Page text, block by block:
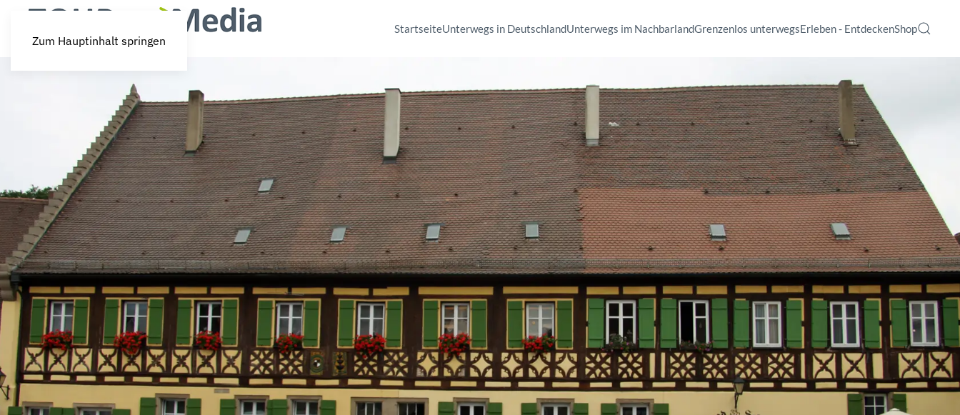
Zum Hauptinhalt springen
StartseiteUnterwegs in DeutschlandUnterwegs im NachbarlandGrenzenlos unterwegsErleben - EntdeckenShop